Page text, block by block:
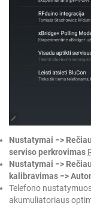
Nustatymai −>
serviso perkrovimas
Nustatymai −>
kalibravimas −>
Telefono
akumuliatoriaus